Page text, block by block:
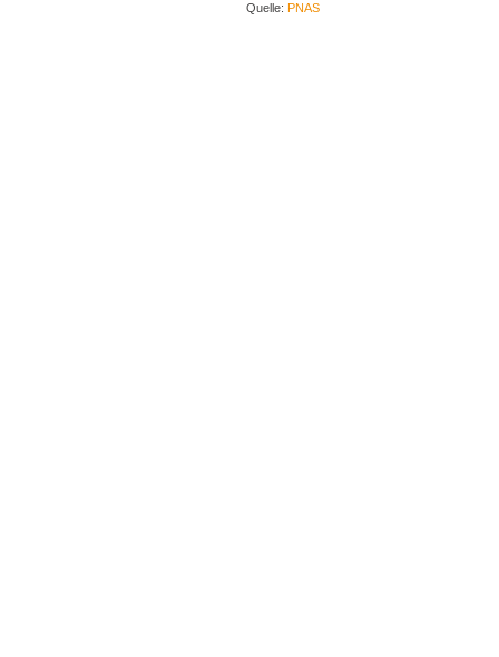
Quelle: PNAS